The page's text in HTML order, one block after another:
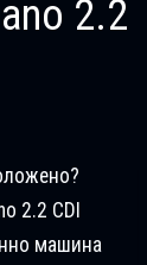
2.2
2.2 CDI
машина